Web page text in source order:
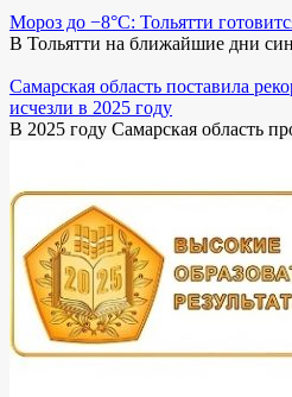
Мороз до −8°C: Тольятти
В Тольятти на ближайшие дни
Самарская область поставила
исчезли в 2025 году
В 2025 году Самарская область